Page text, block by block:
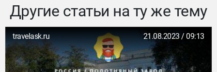
Другие статьи на ту же тему
travelask.ru 21.08.2023 / 09:13